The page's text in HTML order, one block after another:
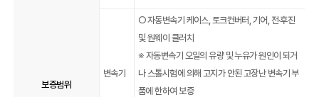
보증범위
변속기
○ 자동변속기 케이스, 토크컨버터, 기어, 전·후진
및 원웨이 클러치
※ 자동변속기 오일의 유량 및 누유가 원인이 되거
나 스톨시험에 의해 고지가 안된 고장난 변속기 부
품에 한하여 보증